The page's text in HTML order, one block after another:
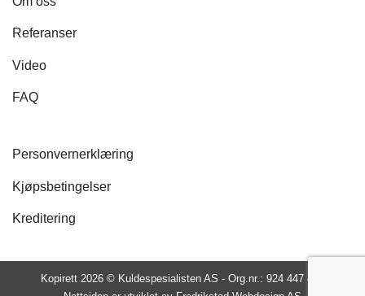
Referanser
Video
FAQ
Personvernerklæring
Kjøpsbetingelser
Kreditering
Kopirett 2026 © Kuldespesialisten AS - Org.nr.: 924 447 435